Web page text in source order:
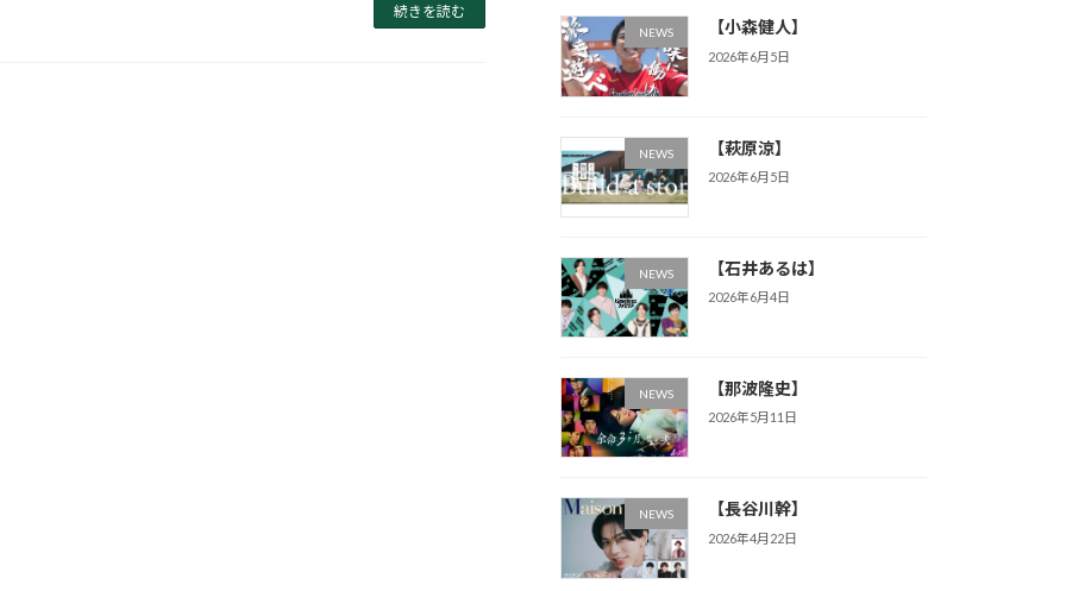
続きを読む
NEWS 【小森健人】
2026年6月5日
NEWS 【萩原涼】
2026年6月5日
NEWS 【石井あるは】
2026年6月4日
NEWS 【那波隆史】
2026年5月11日
NEWS 【長谷川幹】
2026年4月22日